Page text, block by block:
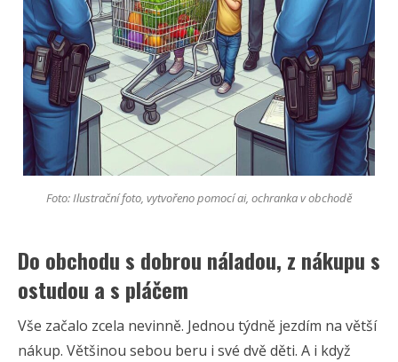
Foto: Ilustrační foto, vytvořeno pomocí ai, ochranka v obchodě
Do obchodu s dobrou náladou, z nákupu s
ostudou a s pláčem
Vše začalo zcela nevinně. Jednou týdně jezdím na větší
nákup. Většinou sebou beru i své dvě děti. A i když